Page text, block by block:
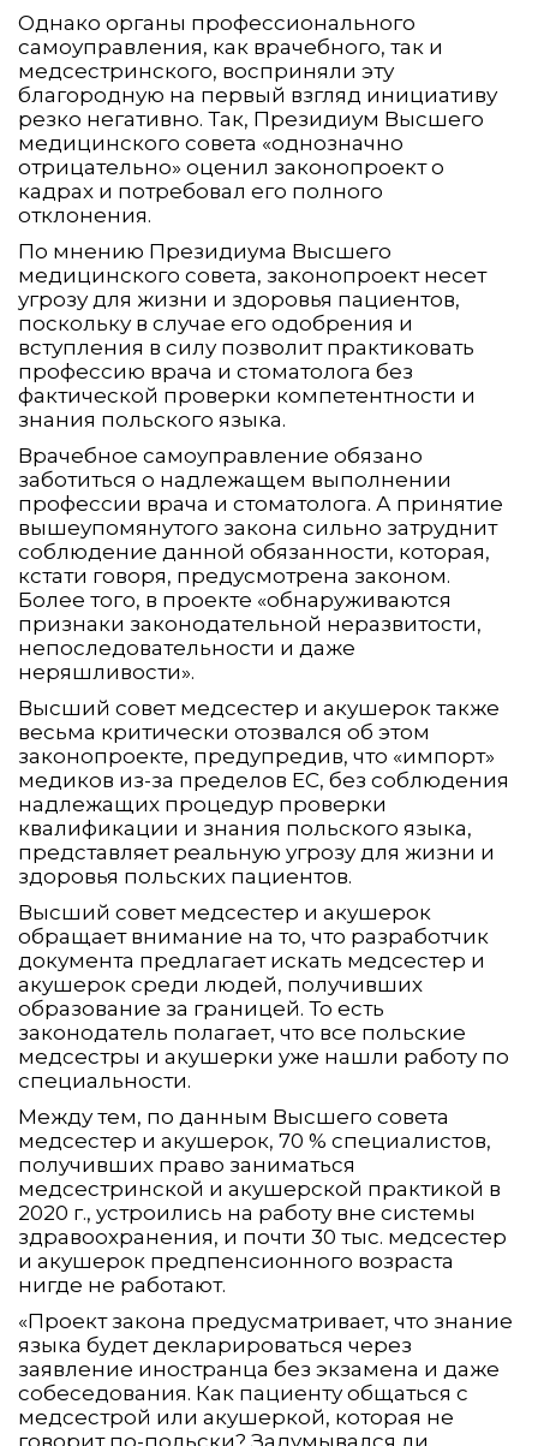
Однако органы профессионального
самоуправления, как врачебного, так и
медсестринского, восприняли эту
благородную на первый взгляд инициативу
резко негативно. Так, Президиум Высшего
медицинского совета «однозначно
отрицательно» оценил законопроект о
кадрах и потребовал его полного
отклонения.
По мнению Президиума Высшего
медицинского совета, законопроект несет
угрозу для жизни и здоровья пациентов,
поскольку в случае его одобрения и
вступления в силу позволит практиковать
профессию врача и стоматолога без
фактической проверки компетентности и
знания польского языка.
Врачебное самоуправление обязано
заботиться о надлежащем выполнении
профессии врача и стоматолога. А принятие
вышеупомянутого закона сильно затруднит
соблюдение данной обязанности, которая,
кстати говоря, предусмотрена законом.
Более того, в проекте «обнаруживаются
признаки законодательной неразвитости,
непоследовательности и даже
неряшливости».
Высший совет медсестер и акушерок также
весьма критически отозвался об этом
законопроекте, предупредив, что «импорт»
медиков из-за пределов ЕС, без соблюдения
надлежащих процедур проверки
квалификации и знания польского языка,
представляет реальную угрозу для жизни и
здоровья польских пациентов.
Высший совет медсестер и акушерок
обращает внимание на то, что разработчик
документа предлагает искать медсестер и
акушерок среди людей, получивших
образование за границей. То есть
законодатель полагает, что все польские
медсестры и акушерки уже нашли работу по
специальности.
Между тем, по данным Высшего совета
медсестер и акушерок, 70 % специалистов,
получивших право заниматься
медсестринской и акушерской практикой в
2020 г., устроились на работу вне системы
здравоохранения, и почти 30 тыс. медсестер
и акушерок предпенсионного возраста
нигде не работают.
«Проект закона предусматривает, что знание
языка будет декларироваться через
заявление иностранца без экзамена и даже
собеседования. Как пациенту общаться с
медсестрой или акушеркой, которая не
говорит по-польски? Задумывался ли